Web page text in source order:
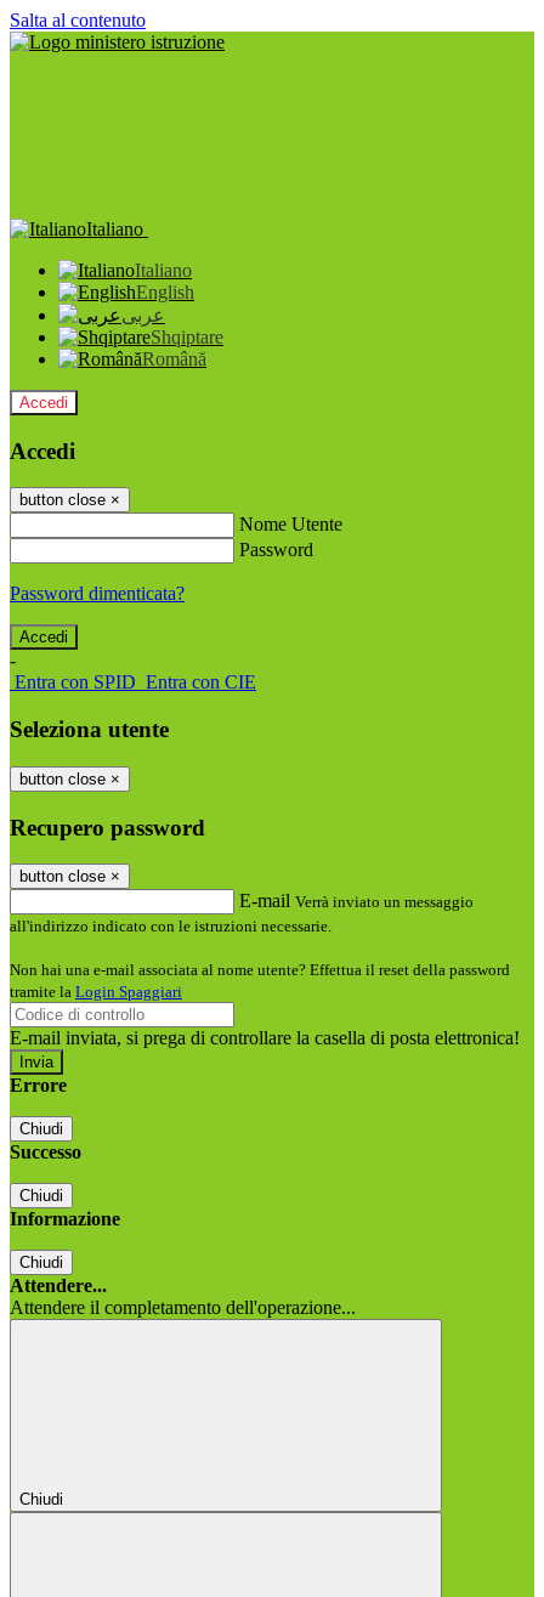
Salta al contenuto
Italiano
Italiano
English
عربى
Shqiptare
Română
Accedi
Accedi
button close ×
Nome Utente
Password
Password dimenticata?
-
Entra con SPID Entra con CIE
Seleziona utente
button close ×
Recupero password
button close ×
E-mail Verrà inviato un messaggio
all'indirizzo indicato con le istruzioni necessarie.
Non hai una e-mail associata al nome utente? Effettua il reset della password
tramite la Login Spaggiari
E-mail inviata, si prega di controllare la casella di posta elettronica!
Errore
Chiudi
Successo
Chiudi
Informazione
Chiudi
Attendere...
Attendere il completamento dell'operazione...
Chiudi